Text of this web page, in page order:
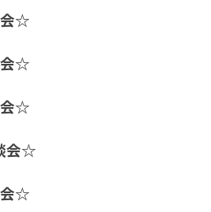
会☆
会☆
会☆
会☆
会☆